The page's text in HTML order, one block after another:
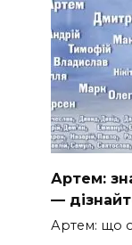
Артем:
—
Артем: що